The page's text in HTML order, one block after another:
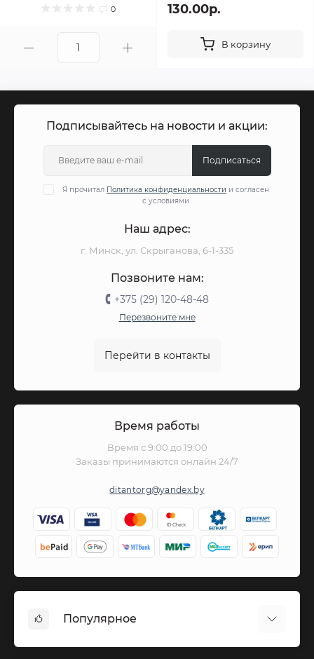
0 130.00р.
В корзину
Подписывайтесь на новости и акции:
Подписаться
Я прочитал Политика конфиденциальности и согласен
с условиями
Наш адрес:
г. Минск, ул. Скрыганова, 6-1-335
Позвоните нам:
+375 (29) 120-48-48
Перезвоните мне
Перейти в контакты
Время работы
Время с 9:00 до 19:00
Заказы принимаются онлайн 24/7
ditantorg@yandex.by
Популярное